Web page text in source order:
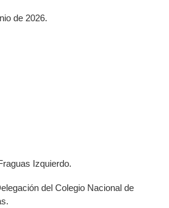
de 2026.
Izquierdo.
del Colegio Nacional de